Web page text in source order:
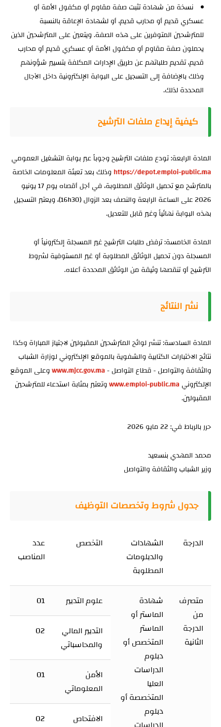
نسخة من شهادة تثبت صفة مقاوم أو مكفول الأمة أو
عسكري قديم أو محارب قديم، أو لشهادة الإعاقة بالنسبة
للمترشحين المتوفرين على هذه الصفة. ويتعين على المترشحين الذين
يحملون صفة مقاوم أو مكفول الأمة أو عسكري قديم أو محارب
قديم، تقديم طلباتهم عن طريق الإدارات المكلفة بتسيير شؤونهم
وذلك بالإضافة إلى التسجيل على البوابة الإلكترونية داخل الآجال
المحددة لذلك.
كيفية إيداع ملفات الترشيح
المادة الرابعة:تودع ملفات الترشيح وجوباً عبر بوابة التشغيل العمومي
https://depot.emploi-public.ma وذلك بعد تعبئة المعلومات الخاصة
بالمترشح مع تحميل الوثائق المطلوبة، في أجل أقصاه يوم
17 يونيو
2026
على الساعة الرابعة والنصف بعد الزوال (16h30)، ويعتبر التسجيل
بهذه البوابة نهائياً وغير قابل للتعديل.
المادة الخامسة:ترفض طلبات الترشيح غير المسجلة إلكترونياً أو
المسجلة دون تحميل الوثائق المطلوبة أو غير المستوفية لشروط
الترشيح أو تنقصها وثيقة من الوثائق المحددة أعلاه.
نشر النتائج
المادة السادسة:تنشر لوائح المترشحين المقبولين لاجتياز المباراة وكذا
نتائج الاختبارات الكتابية والشفوية بالموقع الإلكتروني لوزارة الشباب
والثقافة والتواصل - قطاع التواصل -www.mjcc.gov.maوعلى الموقع
الإلكتروني www.emploi-public.maوتعتبر بمثابة استدعاء للمترشحين
المقبولين.
حرر بالرباط في: 22 مايو 2026
محمد المهدي بنسعيد
وزير الشباب والثقافة والتواصل
جدول شروط وتخصصات التوظيف
الدرجة
الشهادات
والدبلومات
المطلوبة
التخصص
عدد
المناصب
متصرف
من
الدرجة
الثانية
شهادة
الماستر أو
الماستر
المتخصص أو
دبلوم
الدراسات
العليا
المتخصصة أو
دبلوم
علوم التدبير 01
التدبير المالي
والمحاسباتي
02
الأمن
المعلوماتي
01
الافتحاص
02